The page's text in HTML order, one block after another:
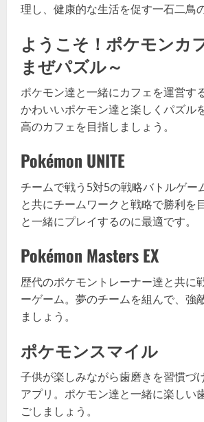
理し、健康的な生活を促す一石二鳥
ようこそ！ポケモンカ
まぜパズル～
ポケモン達と一緒にカフェを運営す
かわいいポケモン達と楽しくパズル
高のカフェを目指しましょう。
Pokémon UNITE
チームで戦う5対5の戦略バトルゲー
と共にチームワークと戦略で勝利を
と一緒にプレイするのに最適です。
Pokémon Masters EX
歴代のポケモントレーナー達と共に
ーゲーム。夢のチームを組んで、強
ましょう。
ポケモンスマイル
子供が楽しみながら歯磨きを習慣づ
アプリ。ポケモン達と一緒に楽しい
ごしましょう。